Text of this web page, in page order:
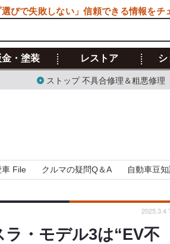
金・塗装 レストア シ
ストップ 不具合修理＆粗悪修理
車 File クルマの疑問Q＆A 自動車豆
・モデル3は“EV不
2025.3.4
選びで失敗しない」信頼できる情報をチ